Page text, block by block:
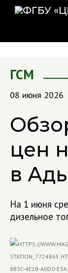
ГСМ
08 июня 2026
цен
в
На 1 июня
дизельное